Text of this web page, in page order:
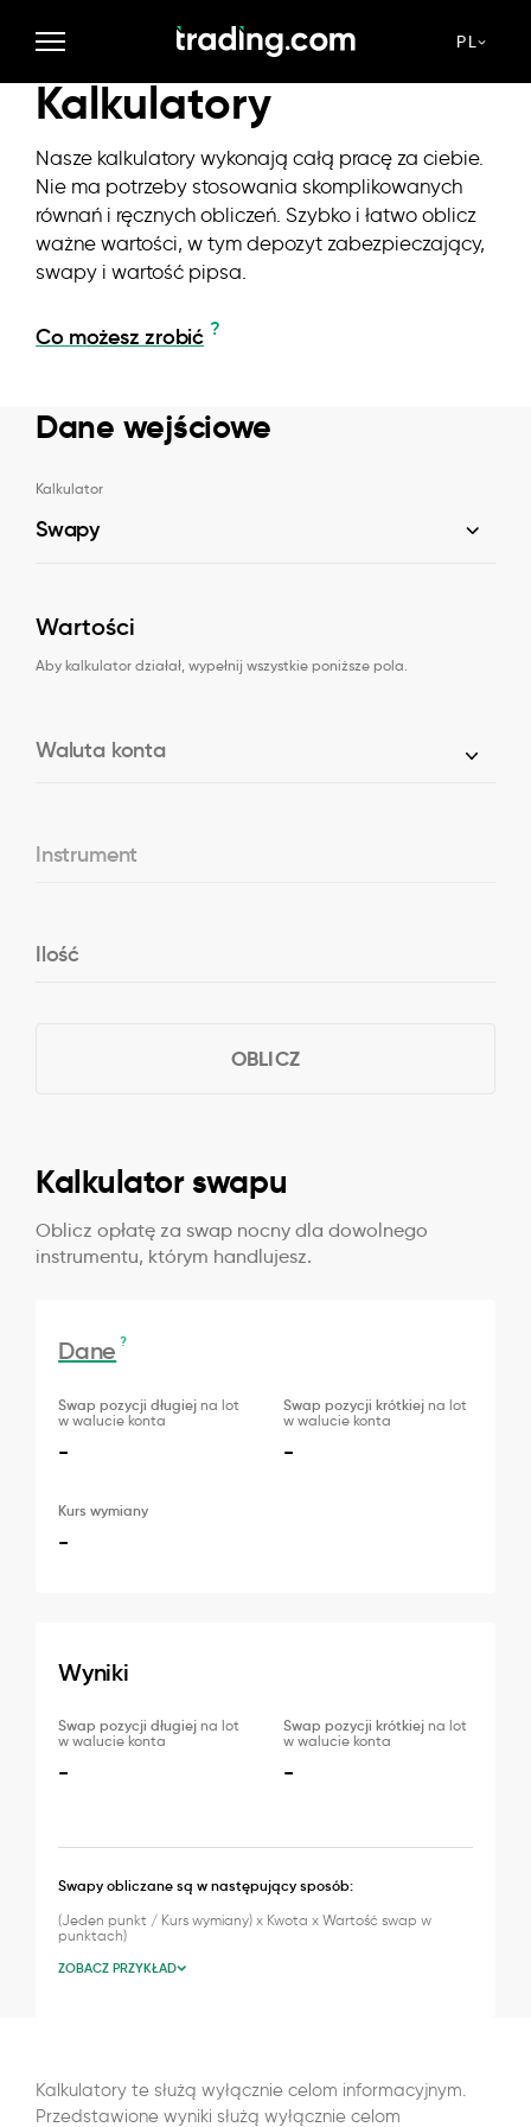
PL
Zdobywaj wiedzę Kalkulatory
Kalkulatory
Nasze kalkulatory wykonają całą pracę za ciebie.
Nie ma potrzeby stosowania skomplikowanych
równań i ręcznych obliczeń. Szybko i łatwo oblicz
ważne wartości, w tym depozyt zabezpieczający,
swapy i wartość pipsa.
Co możesz zrobić ?
Dane wejściowe
Kalkulator
Swapy
Wartości
Aby kalkulator działał, wypełnij wszystkie poniższe pola.
Waluta konta
Instrument
Ilość
OBLICZ
Kalkulator swapu
Oblicz opłatę za swap nocny dla dowolnego
instrumentu, którym handlujesz.
Dane ?
Swap pozycji długiej na lot
w walucie konta
-
Swap pozycji krótkiej na lot
w walucie konta
-
Kurs wymiany
-
Wyniki
Swap pozycji długiej na lot
w walucie konta
-
Swap pozycji krótkiej na lot
w walucie konta
-
Swapy obliczane są w następujący sposób:
(Jeden punkt / Kurs wymiany) x Kwota x Wartość swap w
punktach)
ZOBACZ PRZYKŁAD
Kalkulatory te służą wyłącznie celom informacyjnym.
Przedstawione wyniki służą wyłącznie celom